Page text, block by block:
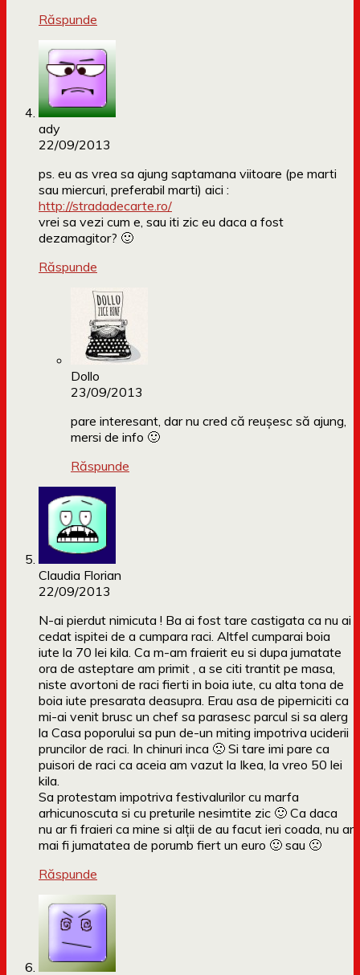
Răspunde
ady
22/09/2013
ps. eu as vrea sa ajung saptamana viitoare (pe marti
sau miercuri, preferabil marti) aici :
http://stradadecarte.ro/
vrei sa vezi cum e, sau iti zic eu daca a fost
dezamagitor? 🙂
Răspunde
Dollo
23/09/2013
pare interesant, dar nu cred că reușesc să ajung,
mersi de info 🙂
Răspunde
Claudia Florian
22/09/2013
N-ai pierdut nimicuta ! Ba ai fost tare castigata ca nu ai
cedat ispitei de a cumpara raci. Altfel cumparai boia
iute la 70 lei kila. Ca m-am fraierit eu si dupa jumatate
ora de asteptare am primit , a se citi trantit pe masa,
niste avortoni de raci fierti in boia iute, cu alta tona de
boia iute presarata deasupra. Erau asa de piperniciti ca
mi-ai venit brusc un chef sa parasesc parcul si sa alerg
la Casa poporului sa pun de-un miting impotriva uciderii
pruncilor de raci. In chinuri inca 🙁 Si tare imi pare ca
puisori de raci ca aceia am vazut la Ikea, la vreo 50 lei
kila.
Sa protestam impotriva festivalurilor cu marfa
arhicunoscuta si cu preturile nesimtite zic 🙂 Ca daca
nu ar fi fraieri ca mine si alții de au facut ieri coada, nu ar
mai fi jumatatea de porumb fiert un euro 🙂 sau 🙁
Răspunde